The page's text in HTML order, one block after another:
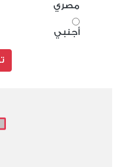
مصري
أجنبي